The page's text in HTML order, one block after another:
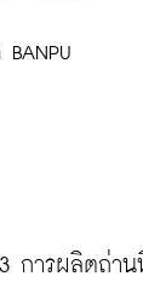
การผลิตถ่า